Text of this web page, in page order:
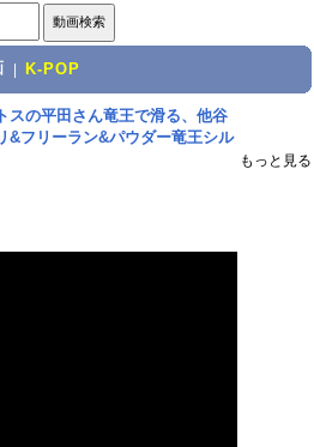
K-POP
スの平田さん竜王で滑る、他谷
&フリーラン&パウダー竜王シル
もっと見る